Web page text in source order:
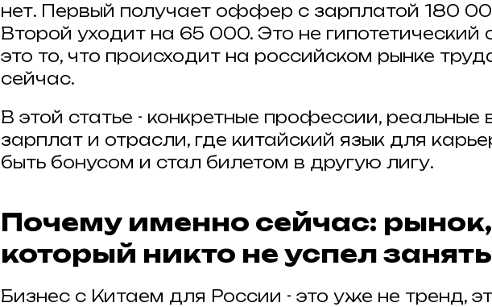
нет. Первый получает оффер с зарплатой 180
Второй уходит на 65 000. Это не гипотетический
это то, что происходит на российском рынке
сейчас.
В этой статье - конкретные профессии, реальные
зарплат и отрасли, где китайский язык для
быть бонусом и стал билетом в другую лигу.
Почему именно сейчас: рынок,
который никто не успел занять
Бизнес с Китаем для России - это уже не тренд,